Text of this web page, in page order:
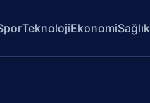
TeknolojiEkonomiSağlık